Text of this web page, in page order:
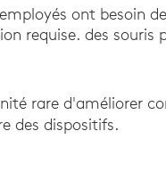
de temps des
ont besoin
requise. des souris
rare d'améliorer
des dispositifs.